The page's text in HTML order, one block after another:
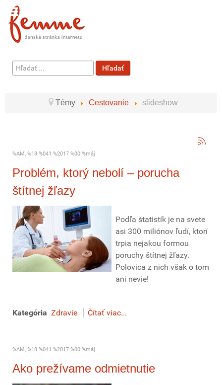
Hľadať
...
Hľadať
Témy Cestovanie slideshow
%AM, %18 %041 %2017 %00:%máj
Problém, ktorý nebolí – porucha
štítnej žľazy
Podľa štatistík je na svete
asi 300 miliónov ľudí, ktorí
trpia nejakou formou
poruchy štítnej žľazy.
Polovica z nich však o tom
ani nevie!
Kategória Zdravie Čítať viac...
%AM, %18 %041 %2017 %00:%máj
Ako prežívame odmietnutie